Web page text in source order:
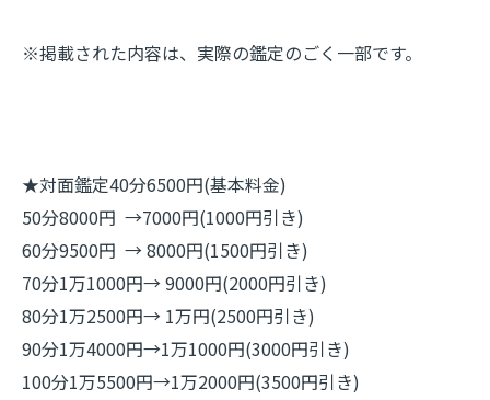
※掲載された内容は、実際の鑑定のごく一部です。
★対面鑑定40分6500円(基本料金)
50分8000円 →7000円(1000円引き)
60分9500円 → 8000円(1500円引き)
70分1万1000円→ 9000円(2000円引き)
80分1万2500円→ 1万円(2500円引き)
90分1万4000円→1万1000円(3000円引き)
100分1万5500円→1万2000円(3500円引き)